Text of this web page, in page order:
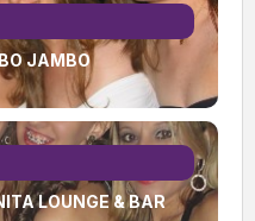
JAMBO
LOUNGE & BAR